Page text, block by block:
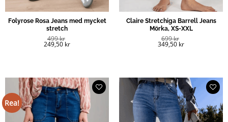
Folyrose Rosa Jeans med mycket
stretch
499kr
249,50 kr
Claire Stretchiga Barrell Jeans
Mörka, XS-XXL
699kr
349,50 kr
Rea!